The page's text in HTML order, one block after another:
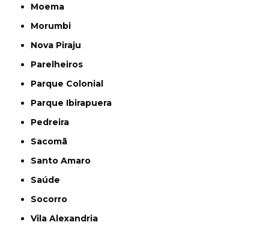
Moema
Morumbi
Nova Piraju
Parelheiros
Parque Colonial
Parque Ibirapuera
Pedreira
Sacomã
Santo Amaro
Saúde
Socorro
Vila Alexandria